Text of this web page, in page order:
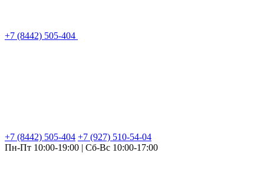
+7 (8442) 505-404
+7 (8442) 505-404 +7 (927) 510-54-04
Пн-Пт 10:00-19:00 | Сб-Вс 10:00-17:00